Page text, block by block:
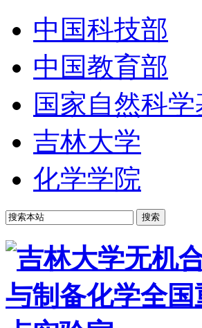
中国科技部
中国教育部
国家自然科
吉林大学
化学学院